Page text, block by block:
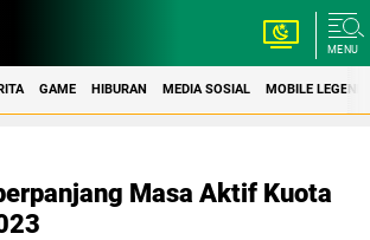
MENU
GAME HIBURAN MEDIA SOSIAL MOBILE
Masa Aktif Kuota